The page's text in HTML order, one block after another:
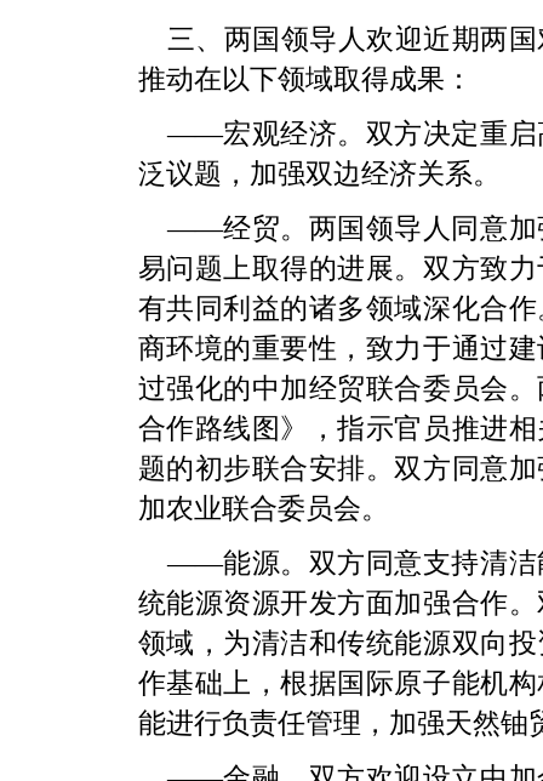
三、两国领导人欢迎近期两
推动在以下领域取得成果：
——宏观经济。双方决定重启
泛议题，加强双边经济关系。
——经贸。两国领导人同意加
易问题上取得的进展。双方致
有共同利益的诸多领域深化合
商环境的重要性，致力于通过
过强化的中加经贸联合委员会
合作路线图》，指示官员推进
题的初步联合安排。双方同意
加农业联合委员会。
——能源。双方同意支持清洁
统能源资源开发方面加强合作
领域，为清洁和传统能源双向
作基础上，根据国际原子能机
能进行负责任管理，加强天然铀